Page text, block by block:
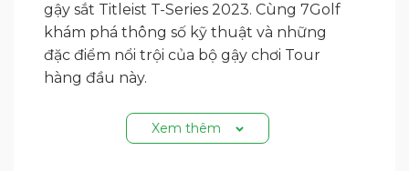
gậy sắt Titleist T-Series 2023. Cùng 7Golf
khám phá thông số kỹ thuật và những
đặc điểm nổi trội của bộ gậy chơi Tour
hàng đầu này.
Xem thêm